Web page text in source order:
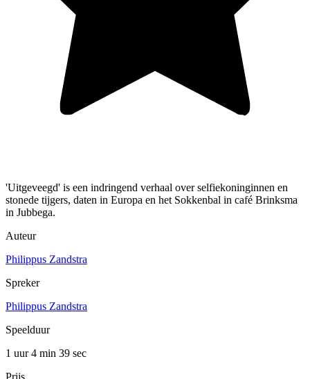
'Uitgeveegd' is een indringend verhaal over selfiekoninginnen en
stonede tijgers, daten in Europa en het Sokkenbal in café Brinksma
in Jubbega.
Auteur
Philippus Zandstra
Spreker
Philippus Zandstra
Speelduur
1 uur 4 min 39 sec
Prijs